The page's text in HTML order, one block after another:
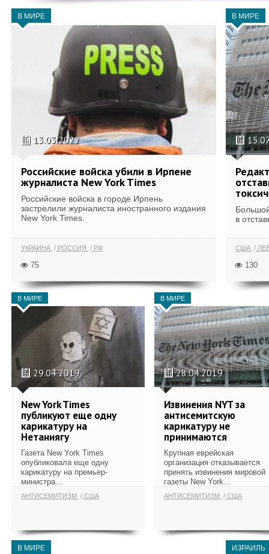
В МИРЕ
13.03.2022
Российские войска убили в Ирпене
журналиста New York Times
Российские войска в городе Ирпень
застрелили журналиста иностранного издания
New York Times.
УКРАИНА РОССИЯ РФ
75
В МИРЕ
в
США
130
В МИРЕ
29.04.2019
New York Times
публикуют еще одну
карикатуру на
Нетаниягу
Газета New York Times
опубликовала еще одну
карикатуру на премьер-
министра...
АНТИСЕМИТИЗМ США
В МИРЕ
28.04.2019
Извинения NYT за
антисемитскую
карикатуру не
принимаются
Крупная еврейская
организация отказывается
принять извинения мировой
газеты New York...
АНТИСЕМИТИЗМ США
В МИРЕ ИЗРАИЛЬ